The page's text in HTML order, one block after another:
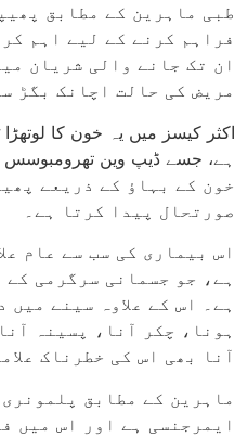
طبی ماہرین کے مطابق
فراہم کرنے کے لیے اہم
ان تک جانے والی شریان
مریض کی حالت اچانک بگڑ
اکثر کیسز میں یہ خون کا
خون کے بہاؤ کے ذریعے
صورتحال پیدا کرتا ہے۔
اس بیماری کی سب سے عام
ہے، جو جسمانی سرگرمی
ہے۔ اس کے علاوہ سینے
ہونا، چکر آنا، پسینہ
آنا بھی اس کی خطرناک
ماہرین کے مطابق
ایمرجنسی ہے اور اس میں